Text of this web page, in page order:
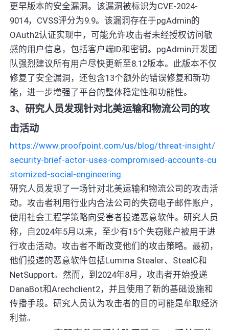
更早版本的安全漏洞。该漏洞被标识为CVE-2024-
9014，CVSS评分为9.9。该漏洞存在于pgAdmin的
OAuth2认证实现中，可能允许攻击者未经授权访问敏
感的用户信息，包括客户端ID和密钥。pgAdmin开发团
队强烈建议所有用户尽快更新至8.12版本。此版本不仅
修复了安全漏洞，还包含13个额外的错误修复和新功
能，进一步增强了平台的整体稳定性和功能性。
3、研究人员发现针对北美运输和物流公司的攻
击活动
https://www.proofpoint.com/us/blog/threat-insight/
security-brief-actor-uses-compromised-accounts-cu
stomized-social-engineering
研究人员发现了一场针对北美运输和物流公司的攻击活
动。攻击者利用行业内合法公司的失窃电子邮件账户，
使用社会工程学策略向受害者投递恶意软件。研究人员
称，自2024年5月以来，至少有15个失窃账户被用于进
行攻击活动。攻击者不断改变他们的攻击策略。最初，
他们投递的恶意软件包括Lumma Stealer、StealC和
NetSupport。然而，到2024年8月，攻击者开始投递
DanaBot和Arechclient2，并且使用了新的基础设施和
传播手段。研究人员认为攻击者的目的可能是牟取经济
利益。